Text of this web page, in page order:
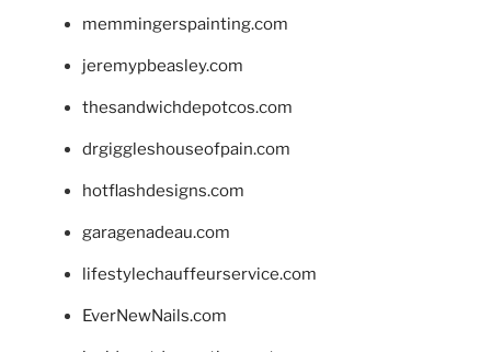
memmingerspainting.com
jeremypbeasley.com
thesandwichdepotcos.com
drgiggleshouseofpain.com
hotflashdesigns.com
garagenadeau.com
lifestylechauffeurservice.com
EverNewNails.com